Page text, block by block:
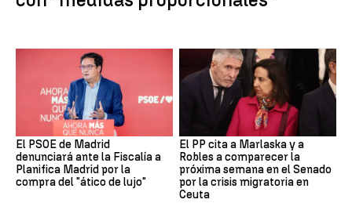
El PSOE de Madrid
denunciará ante la Fiscalía a
Planifica Madrid por la
compra del "ático de lujo"
El PP cita a Marlaska y a
Robles a comparecer la
próxima semana en el Senado
por la crisis migratoria en
Ceuta